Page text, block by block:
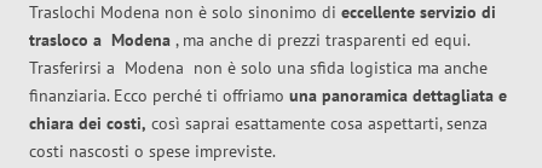
Traslochi Modena non è solo sinonimo di eccellente servizio di
trasloco a Modena , ma anche di prezzi trasparenti ed equi.
Trasferirsi a Modena non è solo una sfida logistica ma anche
finanziaria. Ecco perché ti offriamo una panoramica dettagliata e
chiara dei costi, così saprai esattamente cosa aspettarti, senza
costi nascosti o spese impreviste.